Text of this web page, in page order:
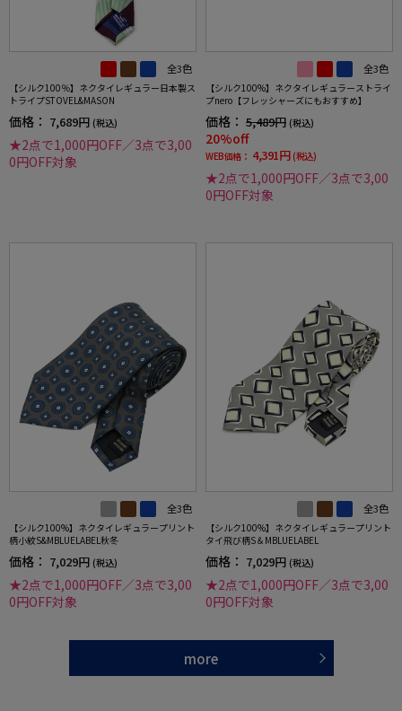
全3色
【シルク100％】ネクタイレギュラー日本製ス
トライプSTOVEL&MASON
価格： 7,689円 (税込)
★2点で1,000円OFF／3点で3,00
0円OFF対象
全3色
【シルク100%】ネクタイレギュラーストライ
プnero【フレッシャーズにもおすすめ】
価格： 5,489円 (税込)
20%off
WEB価格： 4,391円 (税込)
★2点で1,000円OFF／3点で3,00
0円OFF対象
全3色
【シルク100%】ネクタイレギュラープリント
柄小紋S&MBLUELABEL秋冬
価格： 7,029円 (税込)
★2点で1,000円OFF／3点で3,00
0円OFF対象
全3色
【シルク100%】ネクタイレギュラープリント
タイ飛び柄S＆MBLUELABEL
価格： 7,029円 (税込)
★2点で1,000円OFF／3点で3,00
0円OFF対象
more